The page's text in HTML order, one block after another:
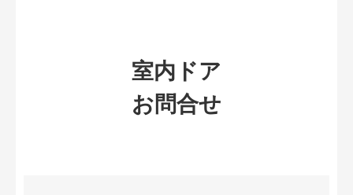
室内ドア
お問合せ